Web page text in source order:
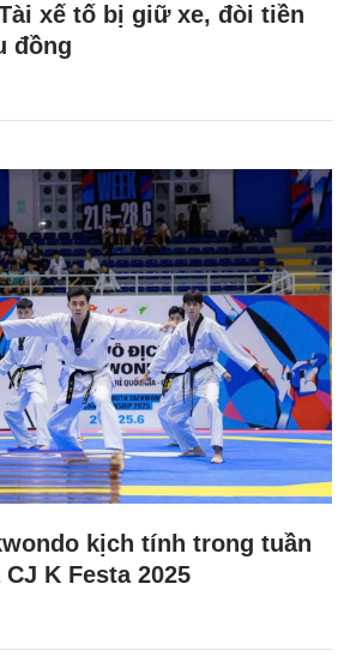
xế tố bị giữ xe, đòi tiền
đồng
kịch tính trong tuần
K Festa 2025